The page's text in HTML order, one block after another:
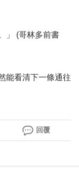
」 (哥林多前書
能看清下一條通往
回覆